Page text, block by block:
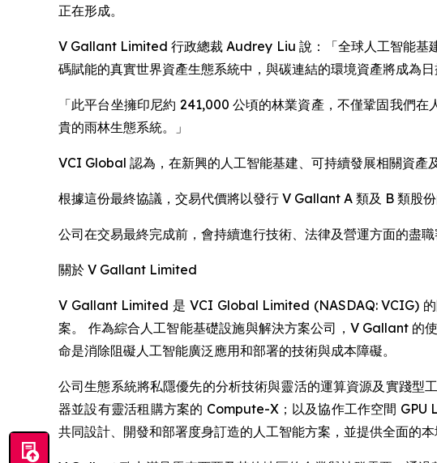
正在形成。
V Gallant Limited 行政總裁 Audrey Liu 說：「全球人工智能基
碼賦能的真實世界資產生態系統中，與碳連結的環境資產將成為日
「此平台坐擁印尼約 241,000 公頃的林業資產，不僅鞏固我們
貴的雨林生態系統。」
VCI Global 認為，在新興的人工智能基建、可持續發展相關資產
根據這份最終協議，交易代價將以發行 V Gallant A 類及 B 類股
公司在交易最終完成前，會持續進行技術、法律及營運方面的盡
關於 V Gallant Limited
V Gallant Limited 是 VCI Global Limited (NASDAQ: VCIG)
案。 作為綜合人工智能基礎設施與解決方案公司，V Gallant 的
命是消除阻礙人工智能廣泛應用和部署的技術與成本障礙。
公司生態系統將私隱優先的分析技術與靈活的運算資源及實踐
器並設有靈活租購方案的 Compute-X；以及協作工作空間
共同設計、開發和部署度身訂造的人工智能方案，並提供全面的本